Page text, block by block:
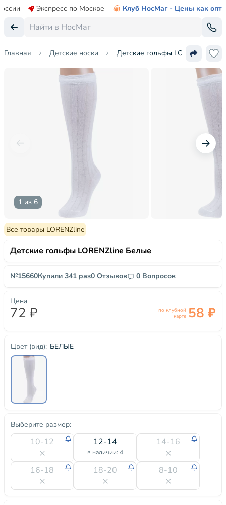
Экспресс по Москве Клуб НосМаг - Цены как опт
Главная Детские носки Детские гольфы LORENZline
1 из 6
Все товары LORENZline
Детские гольфы LORENZline Белые
№15660Купили 341 раз0 Отзывов 0 Вопросов
Цвет (вид): БЕЛЫЕ
Выберите размер:
10-12 12-14
в наличии: 4
14-16
16-18 18-20 8-10
Цена
72 ₽
по клубной
карте 58 ₽